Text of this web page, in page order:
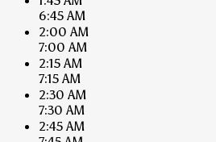
6:45 AM
2:00 AM
7:00 AM
2:15 AM
7:15 AM
2:30 AM
7:30 AM
2:45 AM